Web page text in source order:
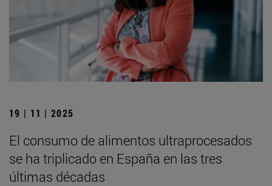
19 | 11 | 2025
El consumo de alimentos ultraprocesados
se ha triplicado en España en las tres
últimas décadas